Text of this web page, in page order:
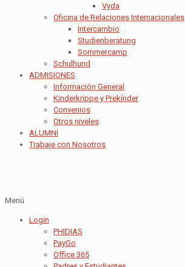
Vyda
Oficina de Relaciones Internacionales
Intercambio
Studienberatung
Sommercamp
Schulhund
ADMISIONES
Información General
Kinderkrippe y Prekínder
Convenios
Otros niveles
ALUMNI
Trabaje con Nosotros
Menú
Login
PHIDIAS
PayGo
Office 365